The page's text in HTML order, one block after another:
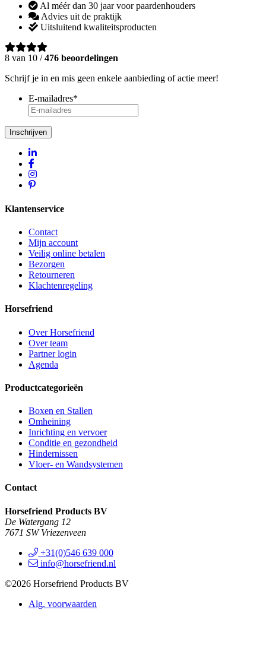
Al méér dan 30 jaar voor paardenhouders
Advies uit de praktijk
Uitsluitend kwaliteitsproducten
8 van 10 /476 beoordelingen
Schrijf je in en mis geen enkele aanbieding of actie meer!
E-mailadres*
Inschrijven
Klantenservice
Contact
Mijn account
Veilig online betalen
Bezorgen
Retourneren
Klachtenregeling
Horsefriend
Over Horsefriend
Over team
Partner login
Agenda
Productcategorieën
Boxen en Stallen
Omheining
Inrichting en vervoer
Conditie en gezondheid
Hindernissen
Vloer- en Wandsystemen
Contact
Horsefriend Products BV
De Watergang 12
7671 SW Vriezenveen
+31(0)546 639 000
info@horsefriend.nl
©2026 Horsefriend Products BV
Alg. voorwaarden